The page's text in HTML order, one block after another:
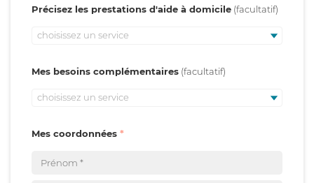
Précisez les prestations d'aide à domicile
choisissez un service
Mes besoins complémentaires
choisissez un service
Mes coordonnées